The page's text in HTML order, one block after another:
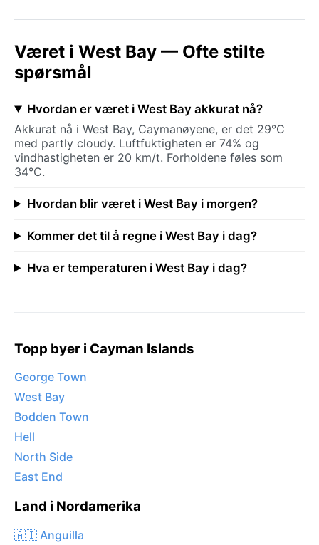
Været i West Bay — Ofte stilte
spørsmål
Hvordan er været i West Bay akkurat nå?
Akkurat nå i West Bay, Caymanøyene, er det 29°C
med partly cloudy. Luftfuktigheten er 74% og
vindhastigheten er 20 km/t. Forholdene føles som
34°C.
Hvordan blir været i West Bay i morgen?
Kommer det til å regne i West Bay i dag?
Hva er temperaturen i West Bay i dag?
Topp byer i Cayman Islands
George Town
West Bay
Bodden Town
Hell
North Side
East End
Land i Nordamerika
🇦🇮 Anguilla